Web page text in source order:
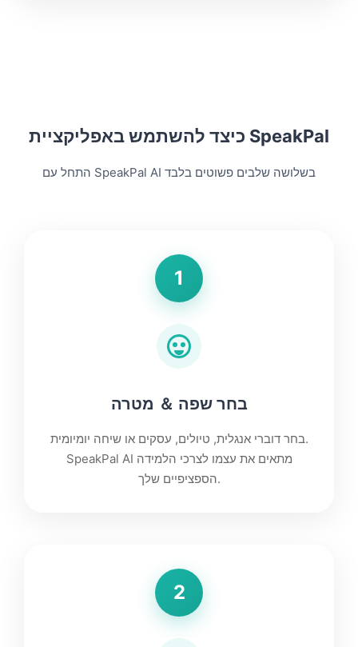
כיצד להשתמש באפליקציית SpeakPal
התחל עם SpeakPal AI בשלושה שלבים פשוטים בלבד
1
בחר שפה ＆ מטרה
בחר דוברי אנגלית, טיולים, עסקים או שיחה יומיומית.
SpeakPal AI מתאים את עצמו לצרכי הלמידה
הספציפיים שלך.
2